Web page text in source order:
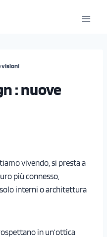
visioni
: nuove
vivendo, si presta a
più connesso,
interni o architettura
in un’ottica